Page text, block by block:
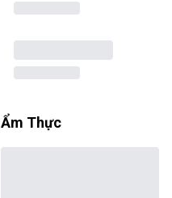
Ẩm Thực